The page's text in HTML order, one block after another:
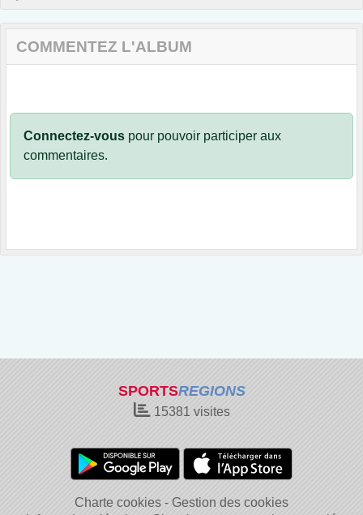
COMMENTEZ L'ALBUM
Connectez-vous pour pouvoir participer aux
commentaires.
SPORTSREGIONS
15381 visites
Charte cookies
Gestion des cookies